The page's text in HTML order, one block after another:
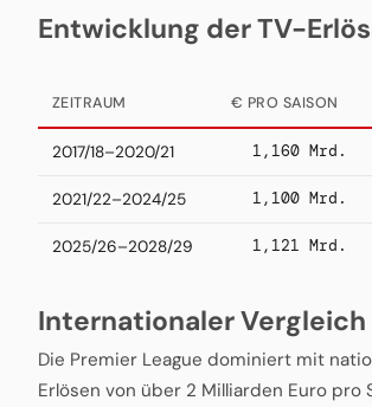
Entwicklung der TV-
ZEITRAUM € PRO SAISON
2017/18–2020/21 1,160 Mrd.
2021/22–2024/25 1,100 Mrd.
2025/26–2028/29 1,121 Mrd.
Internationaler Vergleich
Die Premier League dominiert mit
Erlösen von über 2 Milliarden Euro pro